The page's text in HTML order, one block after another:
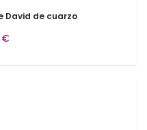
David de cuarzo
€